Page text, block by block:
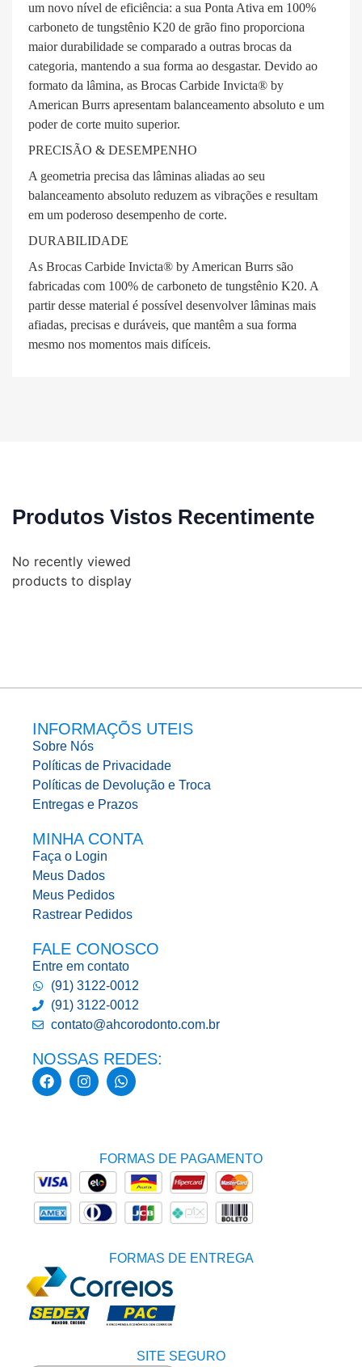
um novo nível de eficiência: a sua Ponta Ativa em 100%
carboneto de tungstênio K20 de grão fino proporciona
maior durabilidade se comparado a outras brocas da
categoria, mantendo a sua forma ao desgastar. Devido ao
formato da lâmina, as Brocas Carbide Invicta® by
American Burrs apresentam balanceamento absoluto e um
poder de corte muito superior.
PRECISÃO & DESEMPENHO
A geometria precisa das lâminas aliadas ao seu
balanceamento absoluto reduzem as vibrações e resultam
em um poderoso desempenho de corte.
DURABILIDADE
As Brocas Carbide Invicta® by American Burrs são
fabricadas com 100% de carboneto de tungstênio K20. A
partir desse material é possível desenvolver lâminas mais
afiadas, precisas e duráveis, que mantêm a sua forma
mesmo nos momentos mais difíceis.
Produtos Vistos Recentimente
No recently viewed
products to display
INFORMAÇÕS UTEIS
Sobre Nós
Políticas de Privacidade
Políticas de Devolução e Troca
Entregas e Prazos
MINHA CONTA
Faça o Login
Meus Dados
Meus Pedidos
Rastrear Pedidos
FALE CONOSCO
Entre em contato
(91) 3122-0012
(91) 3122-0012
contato@ahcorodonto.com.br
NOSSAS REDES:
FORMAS DE PAGAMENTO
FORMAS DE ENTREGA
SITE SEGURO